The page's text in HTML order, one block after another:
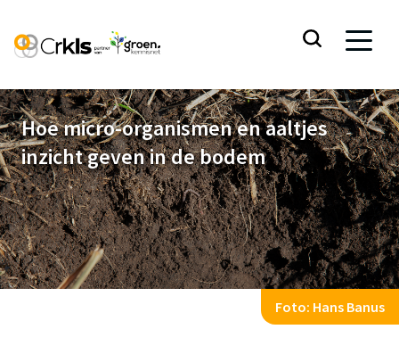
Hoe micro-organismen en aaltjes inzicht geven in de
bodem
Volledig onderzoeksrapport
Hoe micro-organismen en aaltjes
inzicht geven in de bodem
Foto: Hans Banus